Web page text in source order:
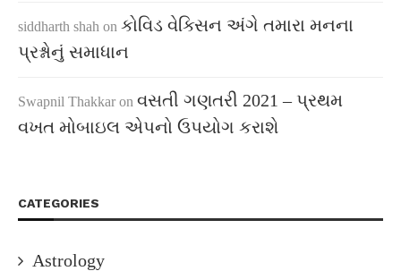
siddharth shah on કોવિડ વેક્સિન અંગે તમારા મનના
પ્રશ્નોનું સમાધાન
Swapnil Thakkar on વસતી ગણતરી 2021 – પ્રથમ
વખત મોબાઇલ એપનો ઉપયોગ કરાશે
CATEGORIES
Astrology